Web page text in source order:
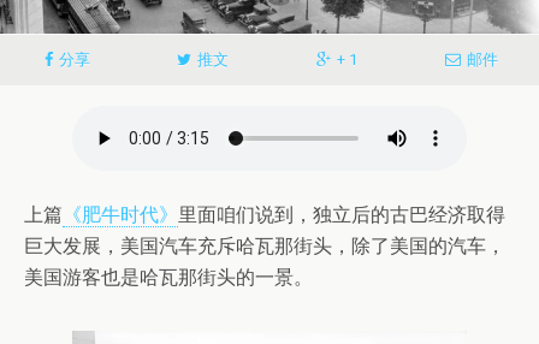
分享 推文 + 1 邮件
上篇 《肥牛时代》 里面咱们说到，独立后的古巴经济取得
巨大发展，美国汽车充斥哈瓦那街头，除了美国的汽车，
美国游客也是哈瓦那街头的一景。